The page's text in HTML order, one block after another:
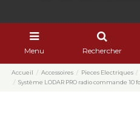
Menu Rechercher
Accueil Accessoires Pieces Electriques
Système LODAR PRO radio commande 10